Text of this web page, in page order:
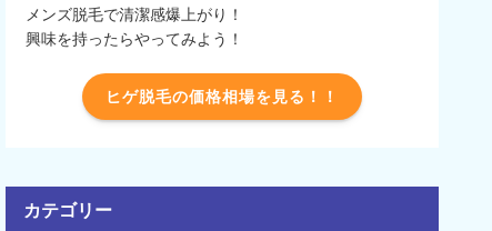
メンズ脱毛で清潔感爆上がり！
興味を持ったらやってみよう！
ヒゲ脱毛の価格相場を見る！！
カテゴリー